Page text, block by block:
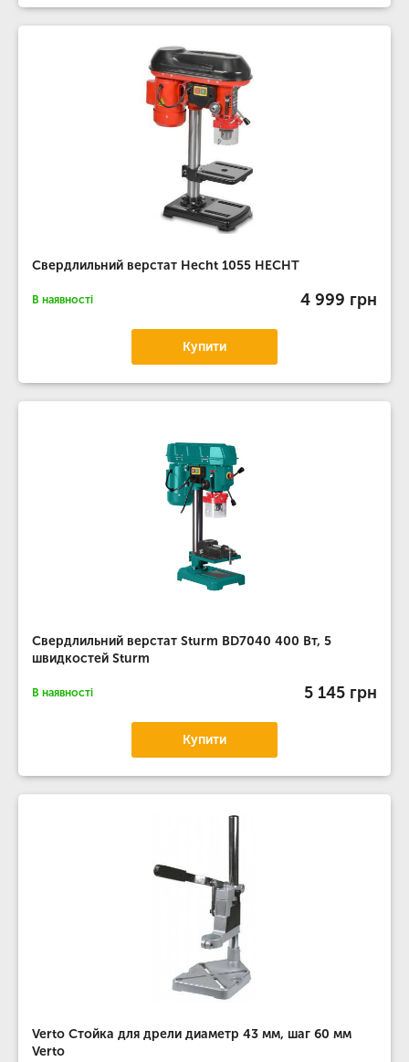
Свердлильний верстат Hecht 1055 HECHT
В наявності 4 999 грн
Купити
Свердлильний верстат Sturm BD7040 400 Вт, 5
швидкостей Sturm
В наявності 5 145 грн
Купити
Verto Стойка для дрели диаметр 43 мм, шаг 60 мм
Verto